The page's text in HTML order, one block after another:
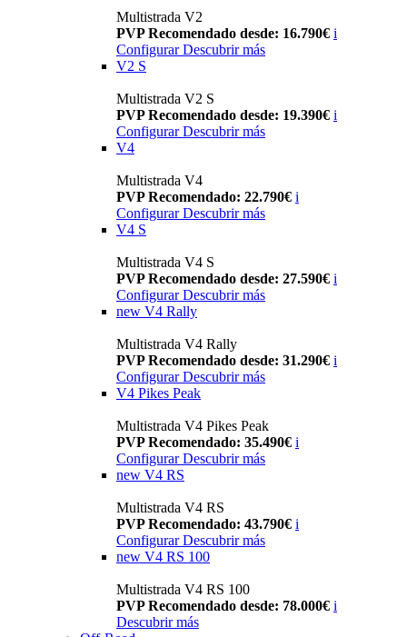
Multistrada V2
PVP Recomendado desde: 16.790€ i
Configurar Descubrir más
V2 S
Multistrada V2 S
PVP Recomendado desde: 19.390€ i
Configurar Descubrir más
V4
Multistrada V4
PVP Recomendado: 22.790€ i
Configurar Descubrir más
V4 S
Multistrada V4 S
PVP Recomendado desde: 27.590€ i
Configurar Descubrir más
new V4 Rally
Multistrada V4 Rally
PVP Recomendado desde: 31.290€ i
Configurar Descubrir más
V4 Pikes Peak
Multistrada V4 Pikes Peak
PVP Recomendado: 35.490€ i
Configurar Descubrir más
new V4 RS
Multistrada V4 RS
PVP Recomendado: 43.790€ i
ConfigurarDescubrir más
new V4 RS 100
Multistrada V4 RS 100
PVP Recomendado desde: 78.000€ i
Descubrir más